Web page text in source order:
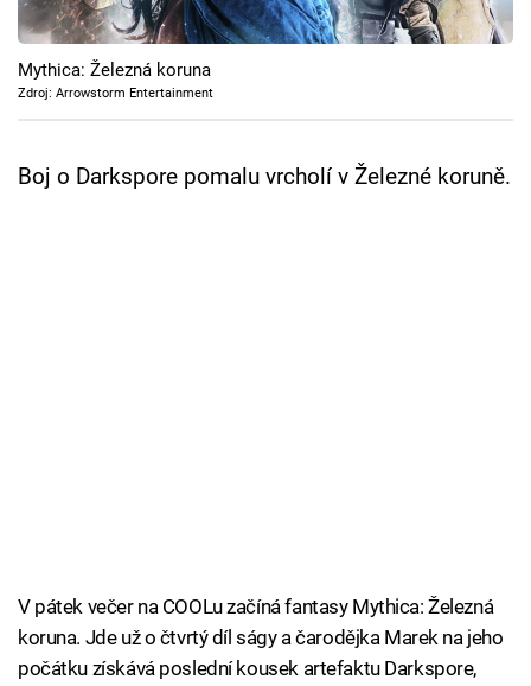
Cool Esport
Pořady
Mythica: Železná koruna
Zdroj: Arrowstorm Entertainment
Boj o Darkspore pomalu vrcholí v Železné koruně.
V pátek večer na COOLu začíná fantasy Mythica: Železná
koruna. Jde už o čtvrtý díl ságy a čarodějka Marek na jeho
počátku získává poslední kousek artefaktu Darkspore,